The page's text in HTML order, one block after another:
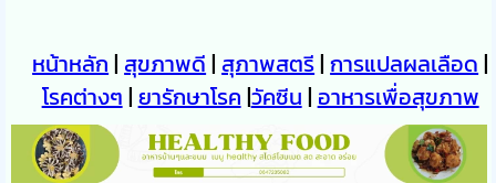
หน้าหลัก | สุขภาพดี | สุภาพสตรี|การแปลผลเลือด |
โรคต่างๆ | ยารักษาโรค |วัคซีน | อาหารเพื่อสุขภาพ